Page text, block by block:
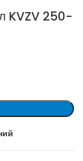
KVZV 250-